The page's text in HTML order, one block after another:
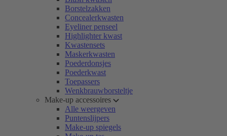
Borstelzakken
Concealerkwasten
Eyeliner penseel
Highlighter kwast
Kwastensets
Maskerkwasten
Poederdonsjes
Poederkwast
Toepassers
Wenkbrauwborsteltje
Make-up accessoires
Alle weergeven
Puntenslijpers
Make-up spiegels